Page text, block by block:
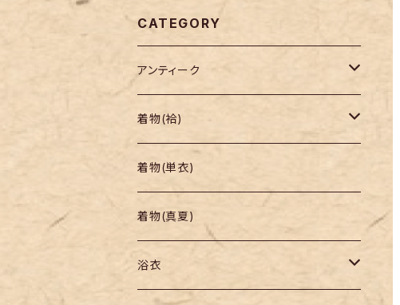
CATEGORY
アンティーク
着物
帯
羽織り・道行
着物(袷)
小紋
色無地・江戸小紋
紬
着物(単衣)
着物(真夏)
浴衣